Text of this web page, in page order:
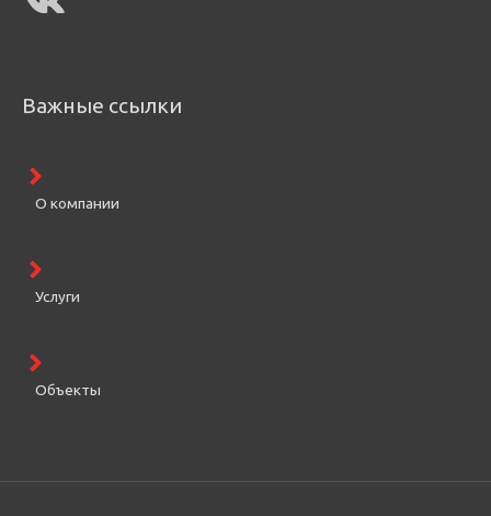
Важные ссылки
О компании
Услуги
Объекты